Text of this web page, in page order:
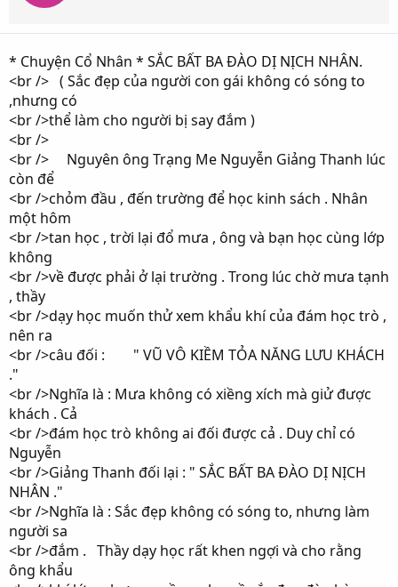
* Chuyện Cổ Nhân * SẮC BẤT BA ĐÀO DỊ NỊCH NHÂN.
<br /> ( Sắc đẹp của người con gái không có sóng to
,nhưng có
<br />thể làm cho người bị say đắm )
<br />
<br /> Nguyên ông Trạng Me Nguyễn Giảng Thanh lúc
còn để
<br />chỏm đầu , đến trường để học kinh sách . Nhân
một hôm
<br />tan học , trời lại đổ mưa , ông và bạn học cùng lớp
không
<br />về được phải ở lại trường . Trong lúc chờ mưa tạnh
, thầy
<br />dạy học muốn thử xem khẩu khí của đám học trò ,
nên ra
<br />câu đối : " VŨ VÔ KIỀM TỎA NĂNG LƯU KHÁCH
."
<br />Nghĩa là : Mưa không có xiềng xích mà giử được
khách . Cả
<br />đám học trò không ai đối được cả . Duy chỉ có
Nguyễn
<br />Giảng Thanh đối lại : " SẮC BẤT BA ĐÀO DỊ NỊCH
NHÂN ."
<br />Nghĩa là : Sắc đẹp không có sóng to, nhưng làm
người sa
<br />đắm . Thầy dạy học rất khen ngợi và cho rằng
ông khẩu